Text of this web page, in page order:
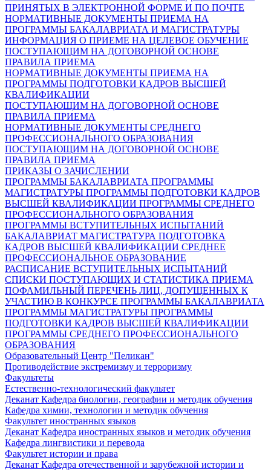
ПРИНЯТЫХ В ЭЛЕКТРОННОЙ ФОРМЕ И ПО ПОЧТЕ
НОРМАТИВНЫЕ ДОКУМЕНТЫ ПРИЕМА НА
ПРОГРАММЫ БАКАЛАВРИАТА И МАГИСТРАТУРЫ
ИНФОРМАЦИЯ О ПРИЕМЕ НА ЦЕЛЕВОЕ ОБУЧЕНИЕ
ПОСТУПАЮЩИМ НА ДОГОВОРНОЙ ОСНОВЕ
ПРАВИЛА ПРИЕМА
НОРМАТИВНЫЕ ДОКУМЕНТЫ ПРИЕМА НА
ПРОГРАММЫ ПОДГОТОВКИ КАДРОВ ВЫСШЕЙ
КВАЛИФИКАЦИИ
ПОСТУПАЮЩИМ НА ДОГОВОРНОЙ ОСНОВЕ
ПРАВИЛА ПРИЕМА
НОРМАТИВНЫЕ ДОКУМЕНТЫ СРЕДНЕГО
ПРОФЕССИОНАЛЬНОГО ОБРАЗОВАНИЯ
ПОСТУПАЮЩИМ НА ДОГОВОРНОЙ ОСНОВЕ
ПРАВИЛА ПРИЕМА
ПРИКАЗЫ О ЗАЧИСЛЕНИИ
ПРОГРАММЫ БАКАЛАВРИАТА ПРОГРАММЫ
МАГИСТРАТУРЫ ПРОГРАММЫ ПОДГОТОВКИ КАДРОВ
ВЫСШЕЙ КВАЛИФИКАЦИИ ПРОГРАММЫ СРЕДНЕГО
ПРОФЕССИОНАЛЬНОГО ОБРАЗОВАНИЯ
ПРОГРАММЫ ВСТУПИТЕЛЬНЫХ ИСПЫТАНИЙ
БАКАЛАВРИАТ МАГИСТРАТУРА ПОДГОТОВКА
КАДРОВ ВЫСШЕЙ КВАЛИФИКАЦИИ СРЕДНЕЕ
ПРОФЕССИОНАЛЬНОЕ ОБРАЗОВАНИЕ
РАСПИСАНИЕ ВСТУПИТЕЛЬНЫХ ИСПЫТАНИЙ
СПИСКИ ПОСТУПАЮЩИХ И СТАТИСТИКА ПРИЕМА
ПОФАМИЛЬНЫЙ ПЕРЕЧЕНЬ ЛИЦ, ДОПУЩЕННЫХ К
УЧАСТИЮ В КОНКУРСЕ ПРОГРАММЫ БАКАЛАВРИАТА
ПРОГРАММЫ МАГИСТРАТУРЫ ПРОГРАММЫ
ПОДГОТОВКИ КАДРОВ ВЫСШЕЙ КВАЛИФИКАЦИИ
ПРОГРАММЫ СРЕДНЕГО ПРОФЕССИОНАЛЬНОГО
ОБРАЗОВАНИЯ
Образовательный Центр "Пеликан"
Противодействие экстремизму и терроризму
Факультеты
Естественно-технологический факультет
Деканат Кафедра биологии, географии и методик обучения
Кафедра химии, технологии и методик обучения
Факультет иностранных языков
Деканат Кафедра иностранных языков и методик обучения
Кафедра лингвистики и перевода
Факультет истории и права
Деканат Кафедра отечественной и зарубежной истории и